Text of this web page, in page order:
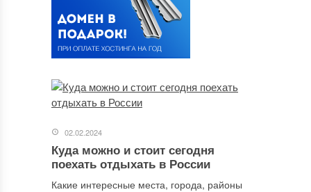
02.02.2024
Куда можно и стоит сегодня
поехать отдыхать в России
Какие интересные места, города, районы